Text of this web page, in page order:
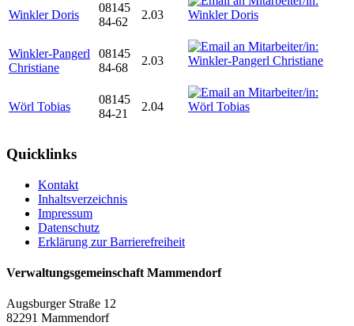
Winkler Doris
08145
84-62
2.03
Winkler-Pangerl
Christiane
08145
84-68
2.03
Wörl Tobias
08145
84-21
2.04
Quicklinks
Kontakt
Inhaltsverzeichnis
Impressum
Datenschutz
Erklärung zur Barrierefreiheit
Verwaltungsgemeinschaft Mammendorf
Augsburger Straße 12
82291 Mammendorf